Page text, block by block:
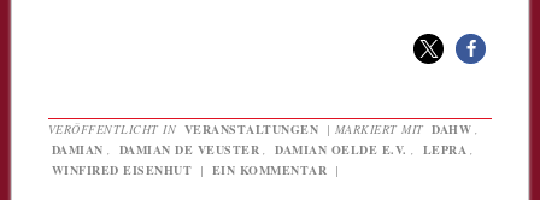
VERÖFFENTLICHT IN VERANSTALTUNGEN | MARKIERT MIT DAHW
DAMIAN
DAMIAN DE VEUSTER DAMIAN OELDE E.V. LEPRA
WINFIRED EISENHUT | EIN KOMMENTAR |